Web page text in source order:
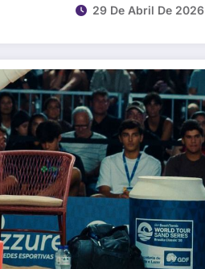
29 De Abril De 2026